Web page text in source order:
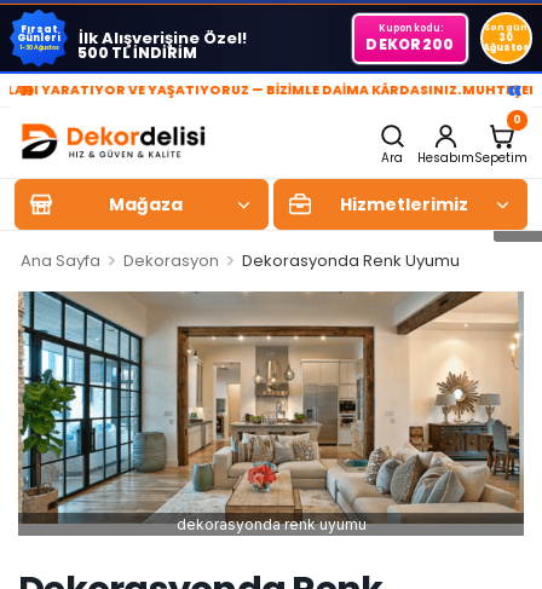
Fırsat
Günleri
1-30 Ağustos İlk Alışverişine Özel!
500 TL İNDİRİM
Kupon kodu:
DEKOR200
Son gün
30
Ağustos
»
YARATIYOR VE YAŞATIYORUZ — BİZİMLE DAİMA KÂRDASINIZ.MUHTEŞEM«
Ara Hesabım
0
Sepetim
Mağaza Hizmetlerimiz
Ana Sayfa > Dekorasyon > Dekorasyonda Renk Uyumu
dekorasyonda renk uyumu